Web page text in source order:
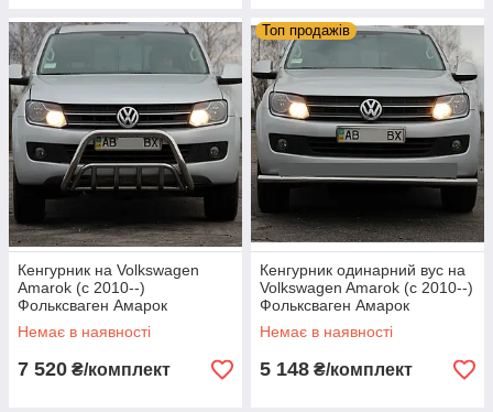
Кенгурник на Volkswagen
Amarok (c 2010--)
Фольксваген Амарок
Немає в наявності
7 520 ₴/комплект
Топ продажів
Кенгурник одинарний вус на
Volkswagen Amarok (c 2010--)
Фольксваген Амарок
Немає в наявності
5 148 ₴/комплект